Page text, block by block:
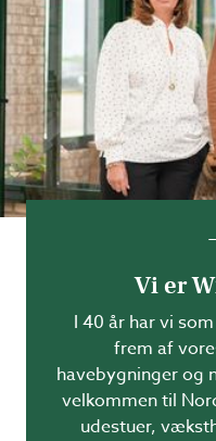
Vi er
I 40 år har vi
frem af
havebygninger og
velkommen til
udestuer,